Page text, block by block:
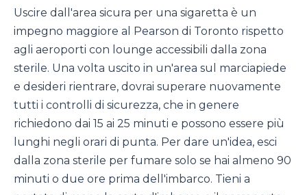
Uscire dall'area sicura per una sigaretta è un
impegno maggiore al Pearson di Toronto rispetto
agli aeroporti con lounge accessibili dalla zona
sterile. Una volta uscito in un'area sul marciapiede
e desideri rientrare, dovrai superare nuovamente
tutti i controlli di sicurezza, che in genere
richiedono dai 15 ai 25 minuti e possono essere più
lunghi negli orari di punta. Per dare un'idea, esci
dalla zona sterile per fumare solo se hai almeno 90
minuti o due ore prima dell'imbarco. Tieni a